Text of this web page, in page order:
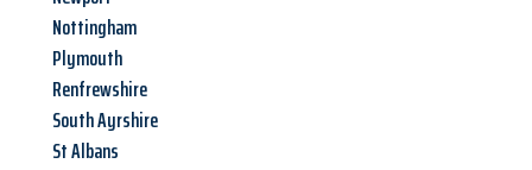
Nottingham
Plymouth
Renfrewshire
South Ayrshire
St Albans